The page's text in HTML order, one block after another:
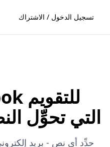
تسجيل الدخول / الاشتراك
التي تحوِّل
حدِّد أي نص - بريد